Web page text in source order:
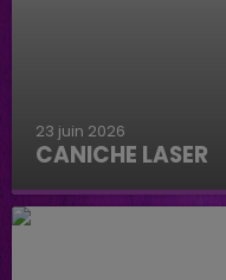
23 juin 2026
CANICHE LASER
Caniche Laser